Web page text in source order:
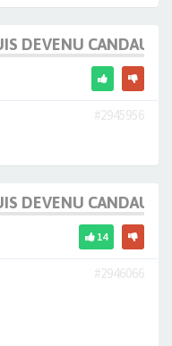
DEVENU
#2945956
DEVENU
14
#2946066